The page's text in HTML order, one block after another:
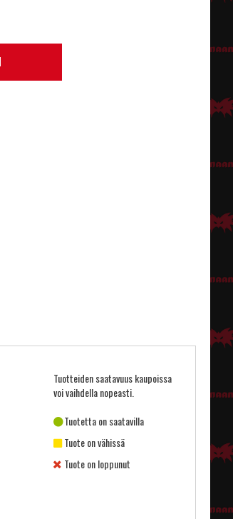
Tuotteiden saatavuus kaupoissa
voi vaihdella nopeasti.
Tuotetta on saatavilla
Tuote on vähissä
Tuote on loppunut